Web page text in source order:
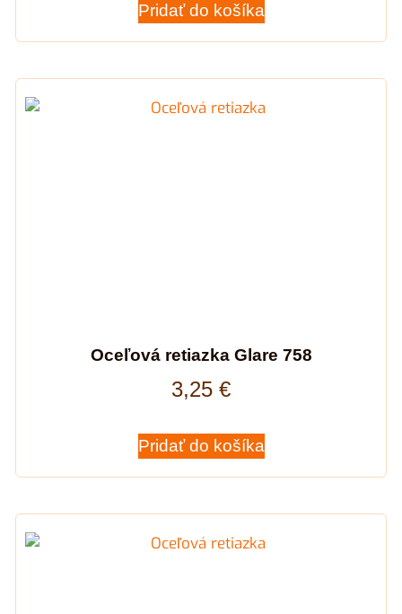
Pridať do košíka
Oceľová retiazka Glare 758
3,25 €
Pridať do košíka